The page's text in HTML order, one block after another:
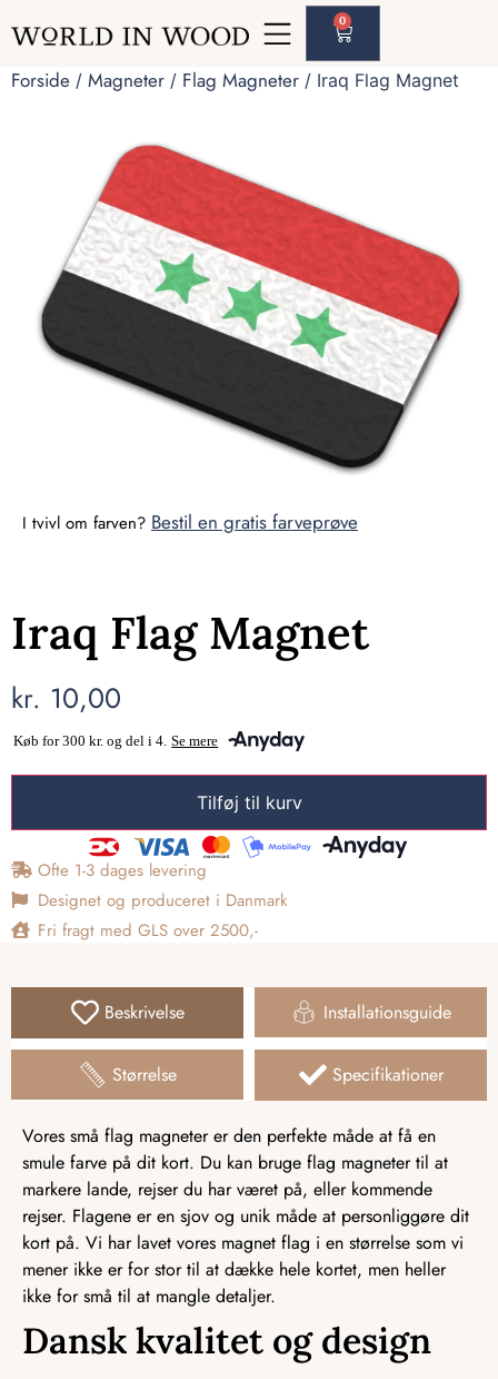
0
Forside / Magneter / Flag Magneter / Iraq Flag Magnet
I tvivl om farven? Bestil en gratis farveprøve
Iraq Flag Magnet
kr. 10,00
Tilføj til kurv
Ofte 1-3 dages levering
Designet og produceret i Danmark
Fri fragt med GLS over 2500,-
Beskrivelse
Størrelse
Installationsguide
Specifikationer
Vores små flag magneter er den perfekte måde at få en
smule farve på dit kort. Du kan bruge flag magneter til at
markere lande, rejser du har været på, eller kommende
rejser. Flagene er en sjov og unik måde at personliggøre dit
kort på. Vi har lavet vores magnet flag i en størrelse som vi
mener ikke er for stor til at dække hele kortet, men heller
ikke for små til at mangle detaljer.
Dansk kvalitet og design